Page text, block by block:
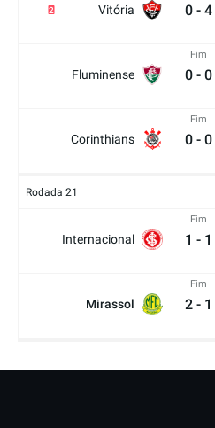
Vitória
2 0 - 4
Fluminense
Fim
0 - 0
Corinthians
Fim
0 - 0
Rodada 21
Internacional
Fim
1 - 1
Mirassol
Fim
2 - 1